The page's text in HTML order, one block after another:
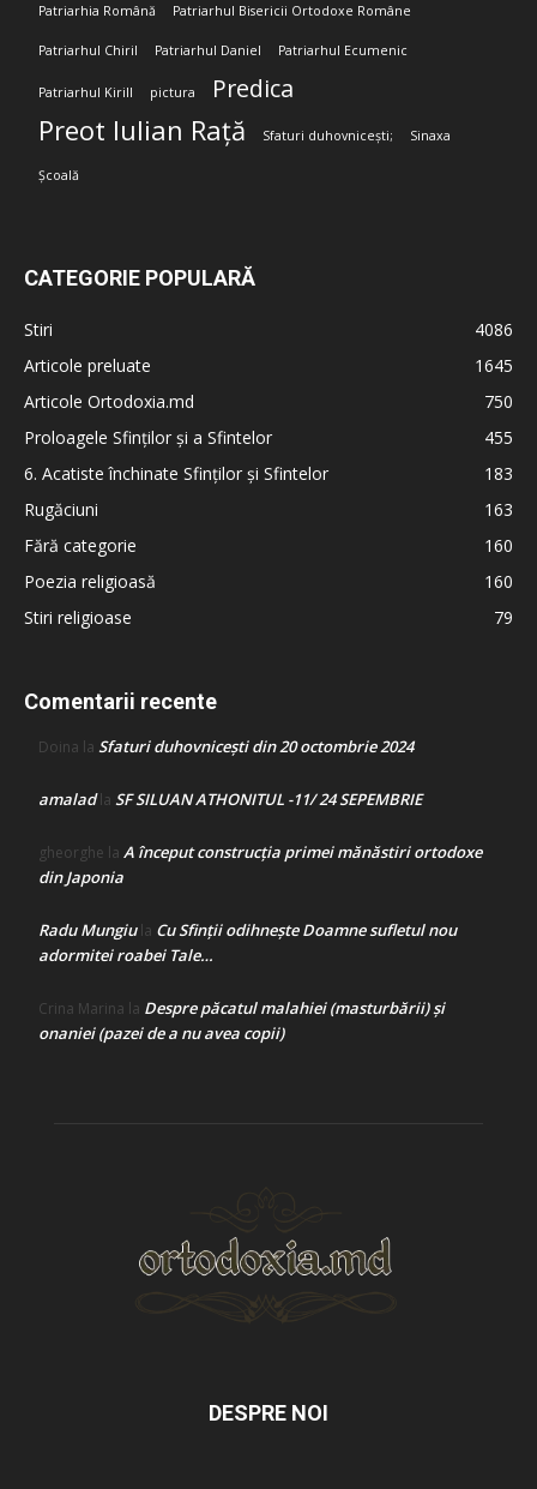
Patriarhia Română Patriarhul Bisericii Ortodoxe Române
Patriarhul Chiril Patriarhul Daniel Patriarhul Ecumenic
Patriarhul Kirill pictura Predica
Preot Iulian Rață Sfaturi duhovnicești; Sinaxa
Școală
CATEGORIE POPULARĂ
Stiri
4086
Articole preluate
1645
Articole Ortodoxia.md
750
Proloagele Sfinților și a Sfintelor
455
6. Acatiste închinate Sfinților și Sfintelor
183
Rugăciuni
163
Fără categorie
160
Poezia religioasă
160
Stiri religioase
79
Comentarii recente
Doina la Sfaturi duhovnicești din 20 octombrie 2024
amaladla SF SILUAN ATHONITUL -11/ 24 SEPEMBRIE
gheorghe la A început construcţia primei mănăstiri ortodoxe
din Japonia
Radu Mungiula Cu Sfinții odihnește Doamne sufletul nou
adormitei roabei Tale…
Crina Marina la Despre păcatul malahiei (masturbării) şi
onaniei (pazei de a nu avea copii)
DESPRE NOI